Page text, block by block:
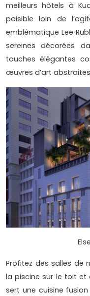
meilleurs hôtels à
paisible loin de
emblématique Lee
sereines décorées
touches élégantes
œuvres d’art
Profitez des salles de
la piscine sur le toit et
sert une cuisine